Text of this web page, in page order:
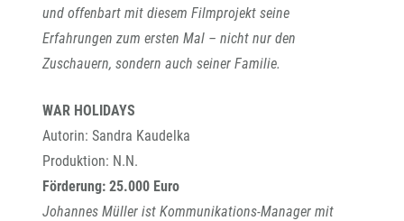
und offenbart mit diesem Filmprojekt seine
Erfahrungen zum ersten Mal – nicht nur den
Zuschauern, sondern auch seiner Familie.
WAR HOLIDAYS
Autorin: Sandra Kaudelka
Produktion: N.N.
Förderung: 25.000 Euro
Johannes Müller ist Kommunikations-Manager mit